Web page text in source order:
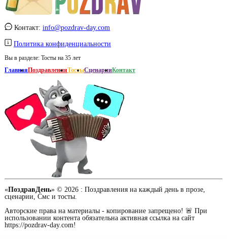
Контакт: info@pozdrav-day.com
Политика конфиденциальности
Вы в разделе: Тосты на 35 лет
ГлавнаяПоздравленияТостыСценарииКонтакт
«ПоздравДень» © 2026 : Поздравления на каждый день в прозе,
сценарии, Смс и тосты.
Авторские права на материалы - копирование запрещено! 🚨 При
использовании контента обязательна активная ссылка на сайт
https://pozdrav-day.com!